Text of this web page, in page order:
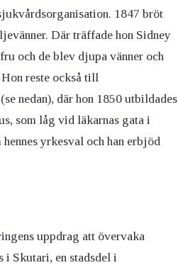
1847 bröt
Där träffade hon Sidney
och de blev djupa vänner och
reste också till
nedan), där hon 1850 utbildades
som låg vid läkarnas gata i
yrkesval och han erbjöd
uppdrag att övervaka
Skutari, en stadsdel i